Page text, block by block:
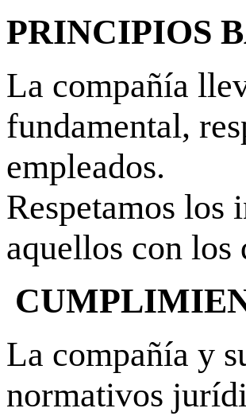
PRINCIPIOS
La compañía
fundamental,
empleados.
Respetamos los
aquellos con los
La compañía y
normativos